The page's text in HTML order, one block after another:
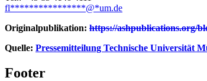
fl****************@*um.de
Originalpublikation: https://ashpublications.org/
Quelle: Pressemitteilung Technische Universität
Footer